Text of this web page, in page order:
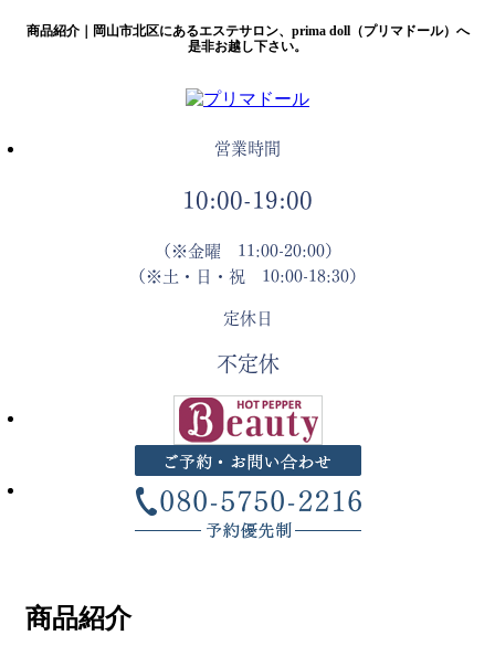
商品紹介｜岡山市北区にあるエステサロン、prima doll（プリマドール）へ
是非お越し下さい。
営業時間
10:00-19:00
（※金曜 11:00-20:00）
（※土・日・祝 10:00-18:30）
定休日
不定休
商品紹介